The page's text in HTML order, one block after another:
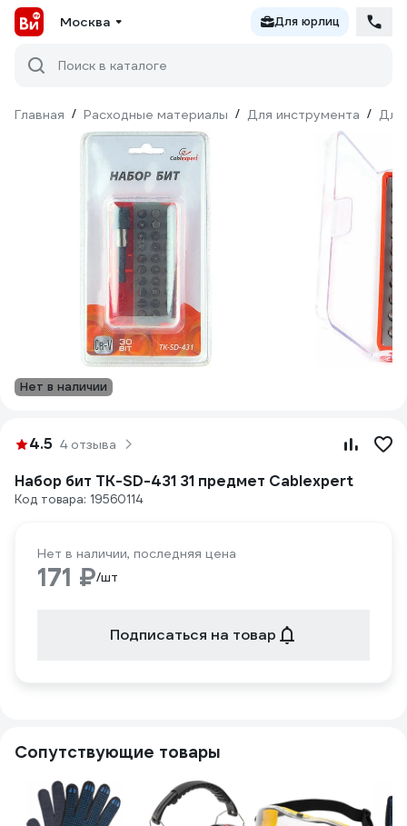
Москва Для юрлиц
Поиск в каталоге
Главная / Расходные материалы / Для инструмента / Для
Нет в наличии
4.5 4 отзыва
Набор бит TK-SD-431 31 предмет Cablexpert
Код товара: 19560114
Нет в наличии, последняя цена
171 ₽/шт
Подписаться на товар
Сопутствующие товары